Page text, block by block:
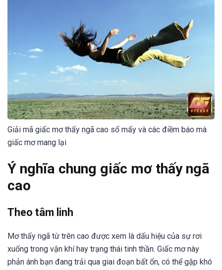
Giải mã giấc mơ thấy ngã cao số mấy và các điềm báo mà
giấc mơ mang lại
Ý nghĩa chung giấc mơ thấy ngã
cao
Theo tâm linh
Mơ thấy ngã từ trên cao được xem là dấu hiệu của sự rơi
xuống trong vận khí hay trạng thái tinh thần. Giấc mơ này
phản ánh bạn đang trải qua giai đoạn bất ổn, có thể gặp khó